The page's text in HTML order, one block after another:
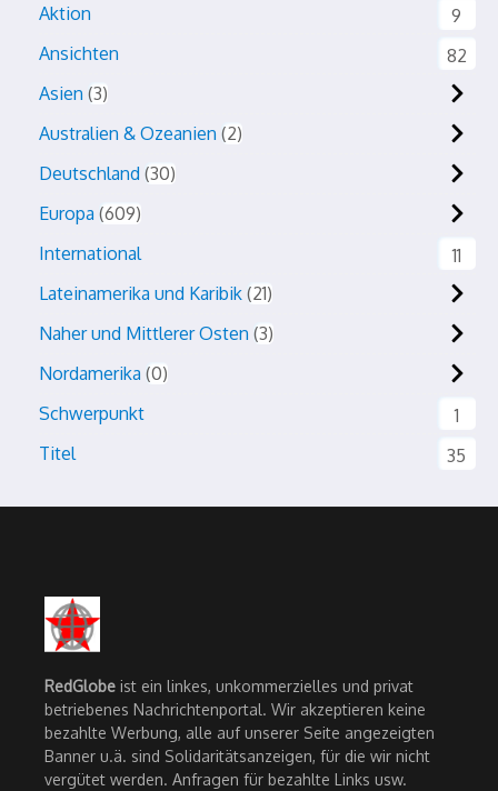
Aktion
9
Ansichten
82
Asien 3
Australien & Ozeanien 2
Deutschland 30
Europa 609
International
11
Lateinamerika und Karibik 21
Naher und Mittlerer Osten 3
Nordamerika 0
Schwerpunkt
1
Titel
35
RedGlobe ist ein linkes, unkommerzielles und privat
betriebenes Nachrichtenportal. Wir akzeptieren keine
bezahlte Werbung, alle auf unserer Seite angezeigten
Banner u.ä. sind Solidaritätsanzeigen, für die wir nicht
vergütet werden. Anfragen für bezahlte Links usw.